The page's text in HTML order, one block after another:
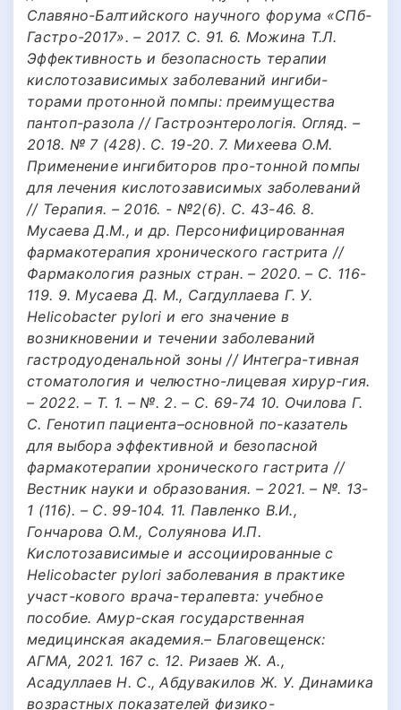
Славяно-Балтийского научного форума «СПб-
Гастро-2017». – 2017. С. 91. 6. Можина Т.Л.
Эффективность и безопасность терапии
кислотозависимых заболеваний ингиби-
торами протонной помпы: преимущества
пантоп-разола // Гастроэнтерологiя. Огляд. –
2018. № 7 (428). С. 19-20. 7. Михеева О.М.
Применение ингибиторов про-тонной помпы
для лечения кислотозависимых заболеваний
// Терапия. – 2016. - №2(6). С. 43-46. 8.
Мусаева Д.М., и др. Персонифицированная
фармакотерапия хронического гастрита //
Фармакология разных стран. – 2020. – С. 116-
119. 9. Мусаева Д. М., Сагдуллаева Г. У.
Helicobacter pylori и его значение в
возникновении и течении заболеваний
гастродуоденальной зоны // Интегра-тивная
стоматология и челюстно-лицевая хирур-гия.
– 2022. – Т. 1. – №. 2. – С. 69-74 10. Очилова Г.
С. Генотип пациента–основной по-казатель
для выбора эффективной и безопасной
фармакотерапии хронического гастрита //
Вестник науки и образования. – 2021. – №. 13-
1 (116). – С. 99-104. 11. Павленко В.И.,
Гончарова О.М., Солуянова И.П.
Кислотозависимые и ассоциированные с
Нelicobacter pylori заболевания в практике
участ-кового врача-терапевта: учебное
пособие. Амур-ская государственная
медицинская академия.– Благовещенск:
АГМА, 2021. 167 с. 12. Ризаев Ж. А.,
Асадуллаев Н. С., Абдувакилов Ж. У. Динамика
возрастных показателей физико-